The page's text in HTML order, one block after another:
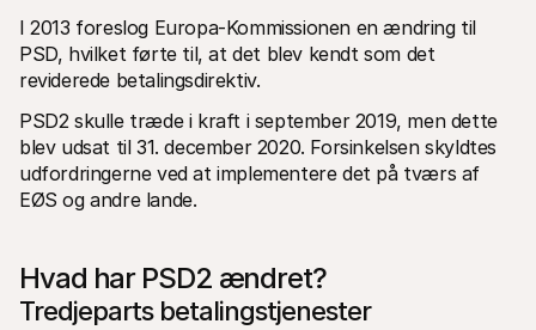
I 2013 foreslog Europa-Kommissionen en ændring til
PSD, hvilket førte til, at det blev kendt som det
reviderede betalingsdirektiv.
PSD2 skulle træde i kraft i september 2019, men dette
blev udsat til 31. december 2020. Forsinkelsen skyldtes
udfordringerne ved at implementere det på tværs af
EØS og andre lande.
Hvad har PSD2 ændret?
Tredjeparts betalingstjenester